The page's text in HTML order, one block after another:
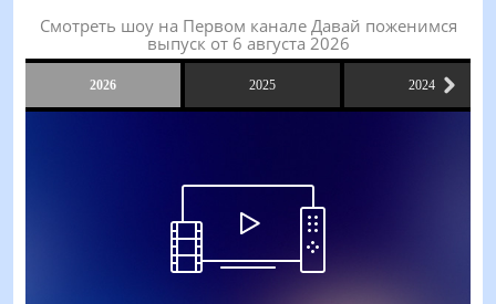
Смотреть шоу на Первом канале Давай поженимся
выпуск от 6 августа 2026
2026 2025 2024